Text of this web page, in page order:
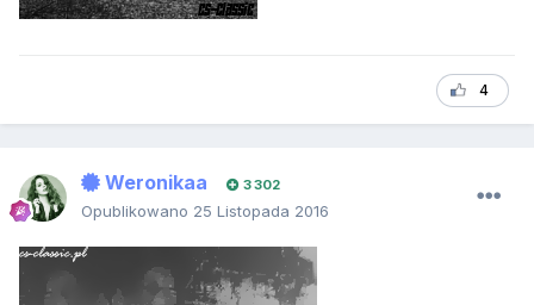
4
Weronikaa 3 302
Opublikowano 25 Listopada 2016